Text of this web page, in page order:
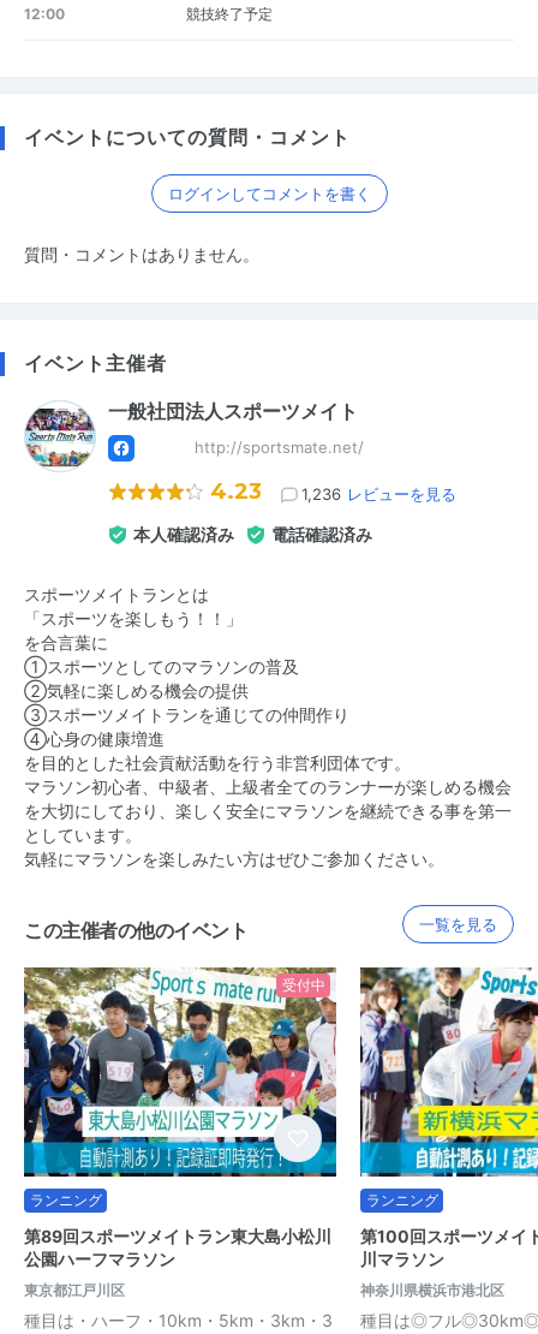
12:00 競技終了予定
イベントについての質問・コメント
ログインしてコメントを書く
質問・コメントはありません。
イベント主催者
一般社団法人スポーツメイト
http://sportsmate.net/
4.23 1,236 レビューを見る
本人確認済み 電話確認済み
スポーツメイトランとは
「スポーツを楽しもう！！」
を合言葉に
①スポーツとしてのマラソンの普及
②気軽に楽しめる機会の提供
③スポーツメイトランを通じての仲間作り
④心身の健康増進
を目的とした社会貢献活動を行う非営利団体です。
マラソン初心者、中級者、上級者全てのランナーが楽しめる機会
を大切にしており、楽しく安全にマラソンを継続できる事を第一
としています。
気軽にマラソンを楽しみたい方はぜひご参加ください。
この主催者の他のイベント 一覧を見る
受付中
ランニング
第89回スポーツメイトラン東大島小松川
公園ハーフマラソン
東京都江戸川区
種目は・ハーフ・10km・5km・3km・3
ランニング
第100回スポーツメイ
川マラソン
神奈川県横浜市港北区
種目は◎フル